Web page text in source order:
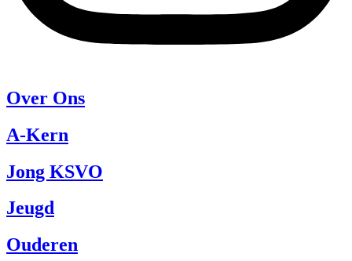
Over Ons
A-Kern
Jong KSVO
Jeugd
Ouderen